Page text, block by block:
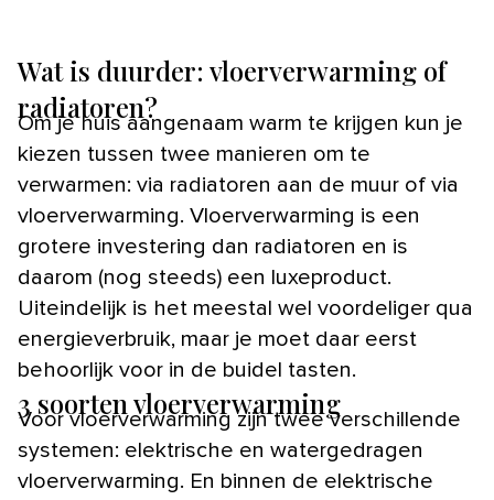
Wat is duurder: vloerverwarming of
radiatoren?
Om je huis aangenaam warm te krijgen kun je
kiezen tussen twee manieren om te
verwarmen: via radiatoren aan de muur of via
vloerverwarming. Vloerverwarming is een
grotere investering dan radiatoren en is
daarom (nog steeds) een luxeproduct.
Uiteindelijk is het meestal wel voordeliger qua
energieverbruik, maar je moet daar eerst
behoorlijk voor in de buidel tasten.
3 soorten vloerverwarming
Voor vloerverwarming zijn twee verschillende
systemen: elektrische en watergedragen
vloerverwarming. En binnen de elektrische